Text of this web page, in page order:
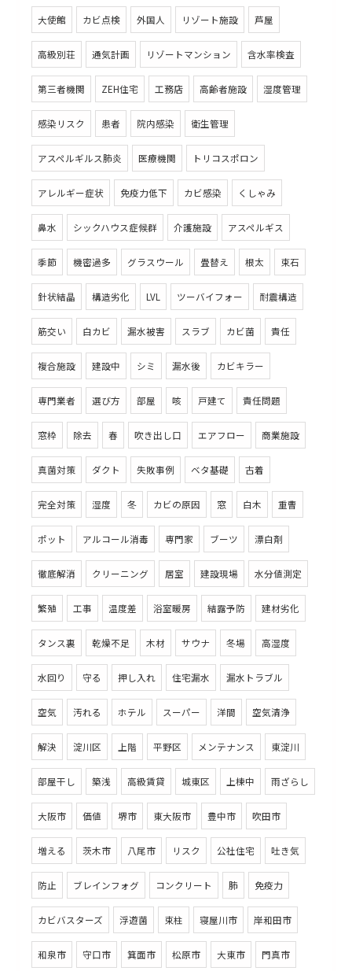
大使館 カビ点検 外国人 リゾート施設 芦屋
高級別荘 通気計画 リゾートマンション 含水率検査
第三者機関 ZEH住宅 工務店 高齢者施設 湿度管理
感染リスク 患者 院内感染 衛生管理
アスペルギルス肺炎 医療機関 トリコスポロン
アレルギー症状 免疫力低下 カビ感染 くしゃみ
鼻水 シックハウス症候群 介護施設 アスペルギス
季節 機密過多 グラスウール 畳替え 根太 束石
針状結晶 構造劣化 LVL ツーバイフォー 耐震構造
筋交い 白カビ 漏水被害 スラブ カビ菌 責任
複合施設 建設中 シミ 漏水後 カビキラー
専門業者 選び方 部屋 咳 戸建て 責任問題
窓枠 除去 春 吹き出し口 エアフロー 商業施設
真菌対策 ダクト 失敗事例 ベタ基礎 古着
完全対策 湿度 冬 カビの原因 窓 白木 重曹
ポット アルコール消毒 専門家 ブーツ 漂白剤
徹底解消 クリーニング 居室 建設現場 水分値測定
繁殖 工事 温度差 浴室暖房 結露予防 建材劣化
タンス裏 乾燥不足 木材 サウナ 冬場 高湿度
水回り 守る 押し入れ 住宅漏水 漏水トラブル
空気 汚れる ホテル スーパー 洋間 空気清浄
解決 淀川区 上階 平野区 メンテナンス 東淀川
部屋干し 築浅 高級賃貸 城東区 上棟中 雨ざらし
大阪市 価値 堺市 東大阪市 豊中市 吹田市
増える 茨木市 八尾市 リスク 公社住宅 吐き気
防止 ブレインフォグ コンクリート 肺 免疫力
カビバスターズ 浮遊菌 束柱 寝屋川市 岸和田市
和泉市 守口市 箕面市 松原市 大東市 門真市